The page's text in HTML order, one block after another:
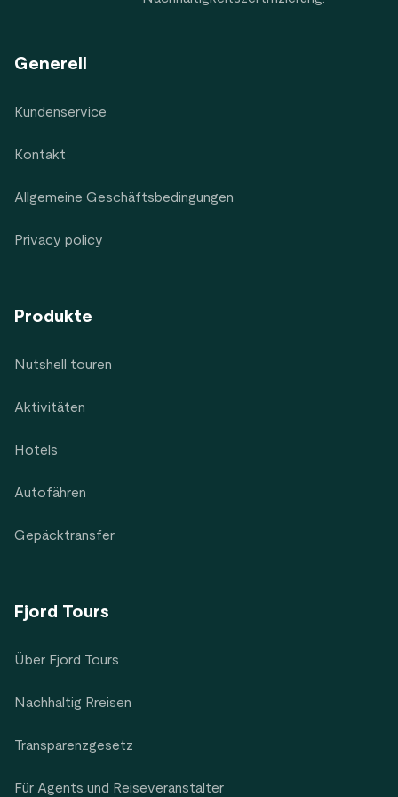
Generell
Kundenservice
Kontakt
Allgemeine Geschäftsbedingungen
Privacy policy
Produkte
Nutshell touren
Aktivitäten
Hotels
Autofähren
Gepäcktransfer
Fjord Tours
Über Fjord Tours
Nachhaltig Rreisen
Transparenzgesetz
Für Agents und Reiseveranstalter